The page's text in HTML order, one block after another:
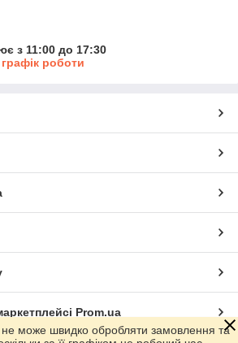
з 11:00 до 17:30
роботи
Prom.ua
не може швидко обробляти замовлення та